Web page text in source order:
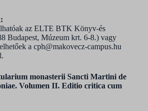
az ELTE BTK Könyv-és
Budapest, Múzeum krt. 6-8.) vagy
a cph@makovecz-campus.hu
monasterii Sancti Martini de
Volumen II. Editio critica cum